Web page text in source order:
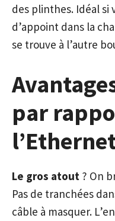
des plinthes. Idéal si
d’appoint dans la
se trouve à l’autre
par
Le gros atout ? On
Pas de tranchées
câble à masquer.